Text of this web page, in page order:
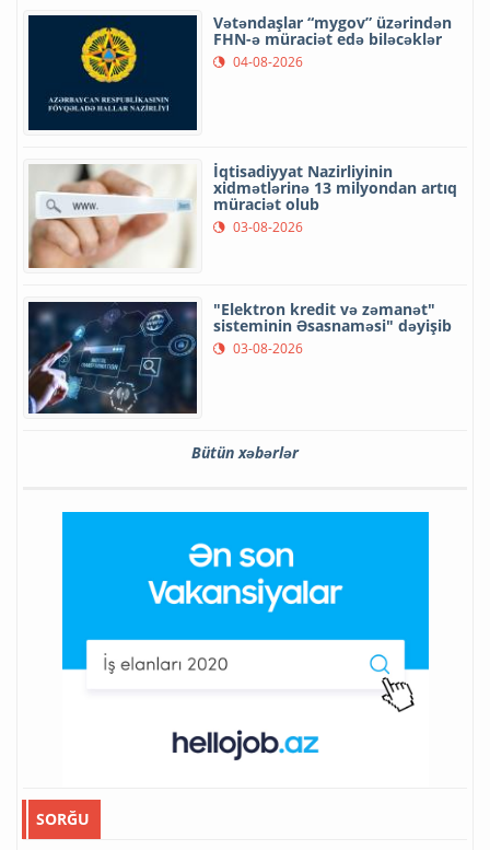
Vətəndaşlar “mygov” üzərindən
FHN-ə müraciət edə biləcəklər
04-08-2026
İqtisadiyyat Nazirliyinin
xidmətlərinə 13 milyondan artıq
müraciət olub
03-08-2026
"Elektron kredit və zəmanət"
sisteminin Əsasnaməsi" dəyişib
03-08-2026
Bütün xəbərlər
SORĞU